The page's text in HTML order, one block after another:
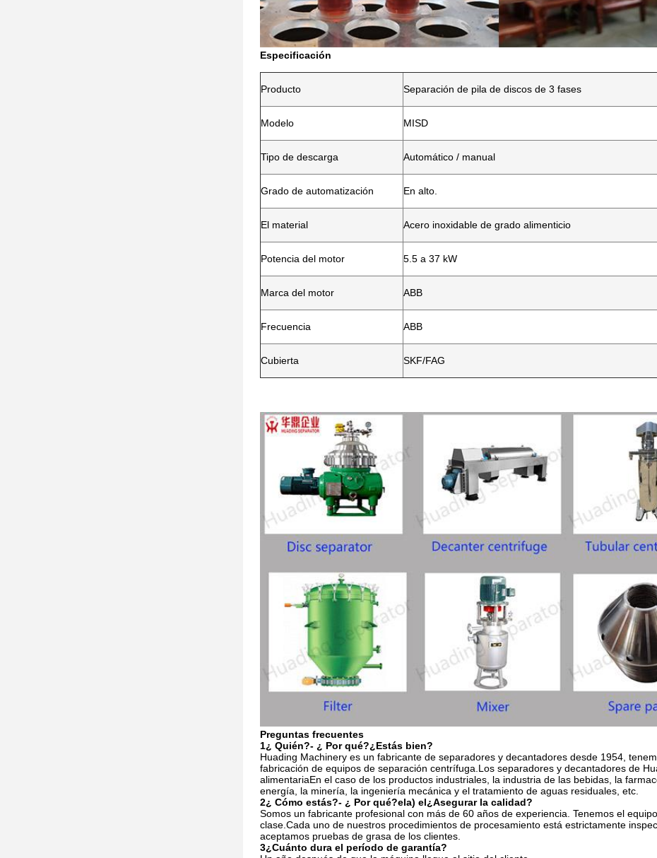
Especificación
Producto Separación de pila de discos de 3 fases
Modelo MISD
Tipo de descarga Automático / manual
Grado de automatización En alto.
El material Acero inoxidable de grado alimenticio
Potencia del motor 5.5 a 37 kW
Marca del motor ABB
Frecuencia ABB
Cubierta SKF/FAG
Preguntas frecuentes
1¿ Quién?- ¿ Por qué?¿Estás bien?
Huading Machinery es un fabricante de separadores y decantadores desde 1954,
fabricación de equipos de separación centrífuga.Los separadores y decantadores de
alimentariaEn el caso de los productos industriales, la industria de las bebidas, la
energía, la minería, la ingeniería mecánica y el tratamiento de aguas residuales, etc.
2¿ Cómo estás?- ¿ Por qué?ela) el¿Asegurar la calidad?
Somos un fabricante profesional con más de 60 años de experiencia. Tenemos el
clase.Cada uno de nuestros procedimientos de procesamiento está estrictamente
aceptamos pruebas de grasa de los clientes.
3¿Cuánto dura el período de garantía?